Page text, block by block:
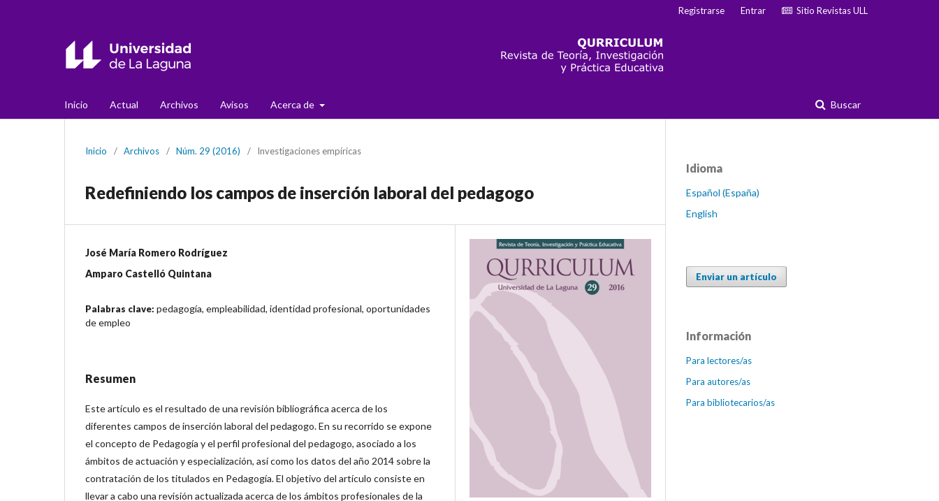
Inicio Actual Archivos Avisos Acerca de Buscar
Registrarse Entrar Sitio Revistas ULL
Inicio / Archivos / Núm. 29 (2016) / Investigaciones empíricas
Redefiniendo los campos de inserción laboral del pedagogo
José María Romero Rodríguez
Amparo Castelló Quintana
Palabras clave: pedagogía, empleabilidad, identidad profesional, oportunidades
de empleo
Resumen
Este artículo es el resultado de una revisión bibliográfica acerca de los
diferentes campos de inserción laboral del pedagogo. En su recorrido se expone
el concepto de Pedagogía y el perfil profesional del pedagogo, asociado a los
ámbitos de actuación y especialización, así como los datos del año 2014 sobre la
contratación de los titulados en Pedagogía. El objetivo del artículo consiste en
llevar a cabo una revisión actualizada acerca de los ámbitos profesionales de la
Idioma
Español (España)
English
Enviar un artículo
Información
Para lectores/as
Para autores/as
Para bibliotecarios/as